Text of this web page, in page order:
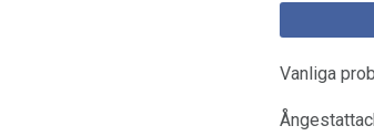
Vanliga